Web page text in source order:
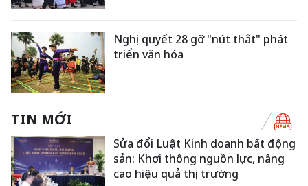
Nghị quyết 28 gỡ "nút thắt" phát
triển văn hóa
TIN MỚI
Sửa đổi Luật Kinh doanh bất động
sản: Khơi thông nguồn lực, nâng
cao hiệu quả thị trường